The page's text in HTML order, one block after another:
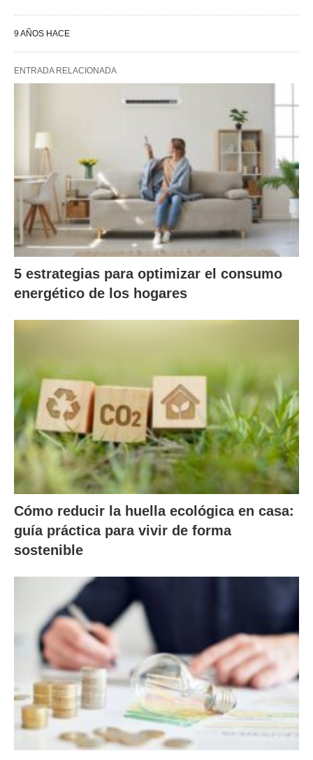
9 AÑOS HACE
ENTRADA RELACIONADA
5 estrategias para optimizar el consumo
energético de los hogares
Cómo reducir la huella ecológica en casa:
guía práctica para vivir de forma
sostenible